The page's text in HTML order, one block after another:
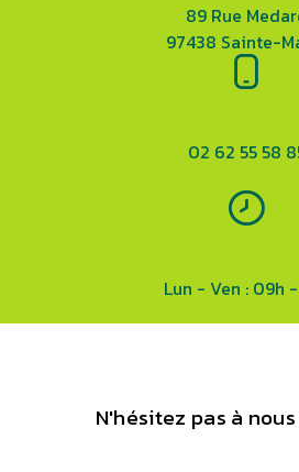
89 Rue
97438 Sainte-
02 62 55 58
Lun - Ven : 09h -
N'hésitez pas à